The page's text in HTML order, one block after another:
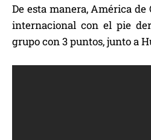
De esta manera, América
internacional con el pie
grupo con 3 puntos, junto a